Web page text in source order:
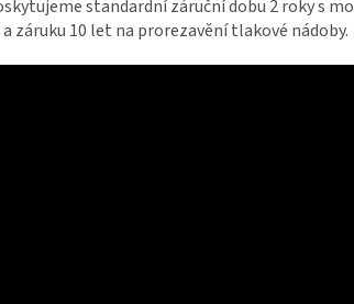
standardní záruční dobu 2 roky s
záruku 10 let na prorezavění tlakové nádoby.